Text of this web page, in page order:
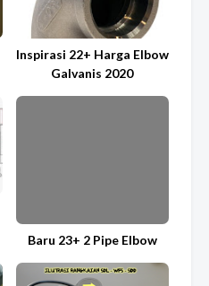
Inspirasi 22+ Harga Elbow
Galvanis 2020
Baru 23+ 2 Pipe Elbow